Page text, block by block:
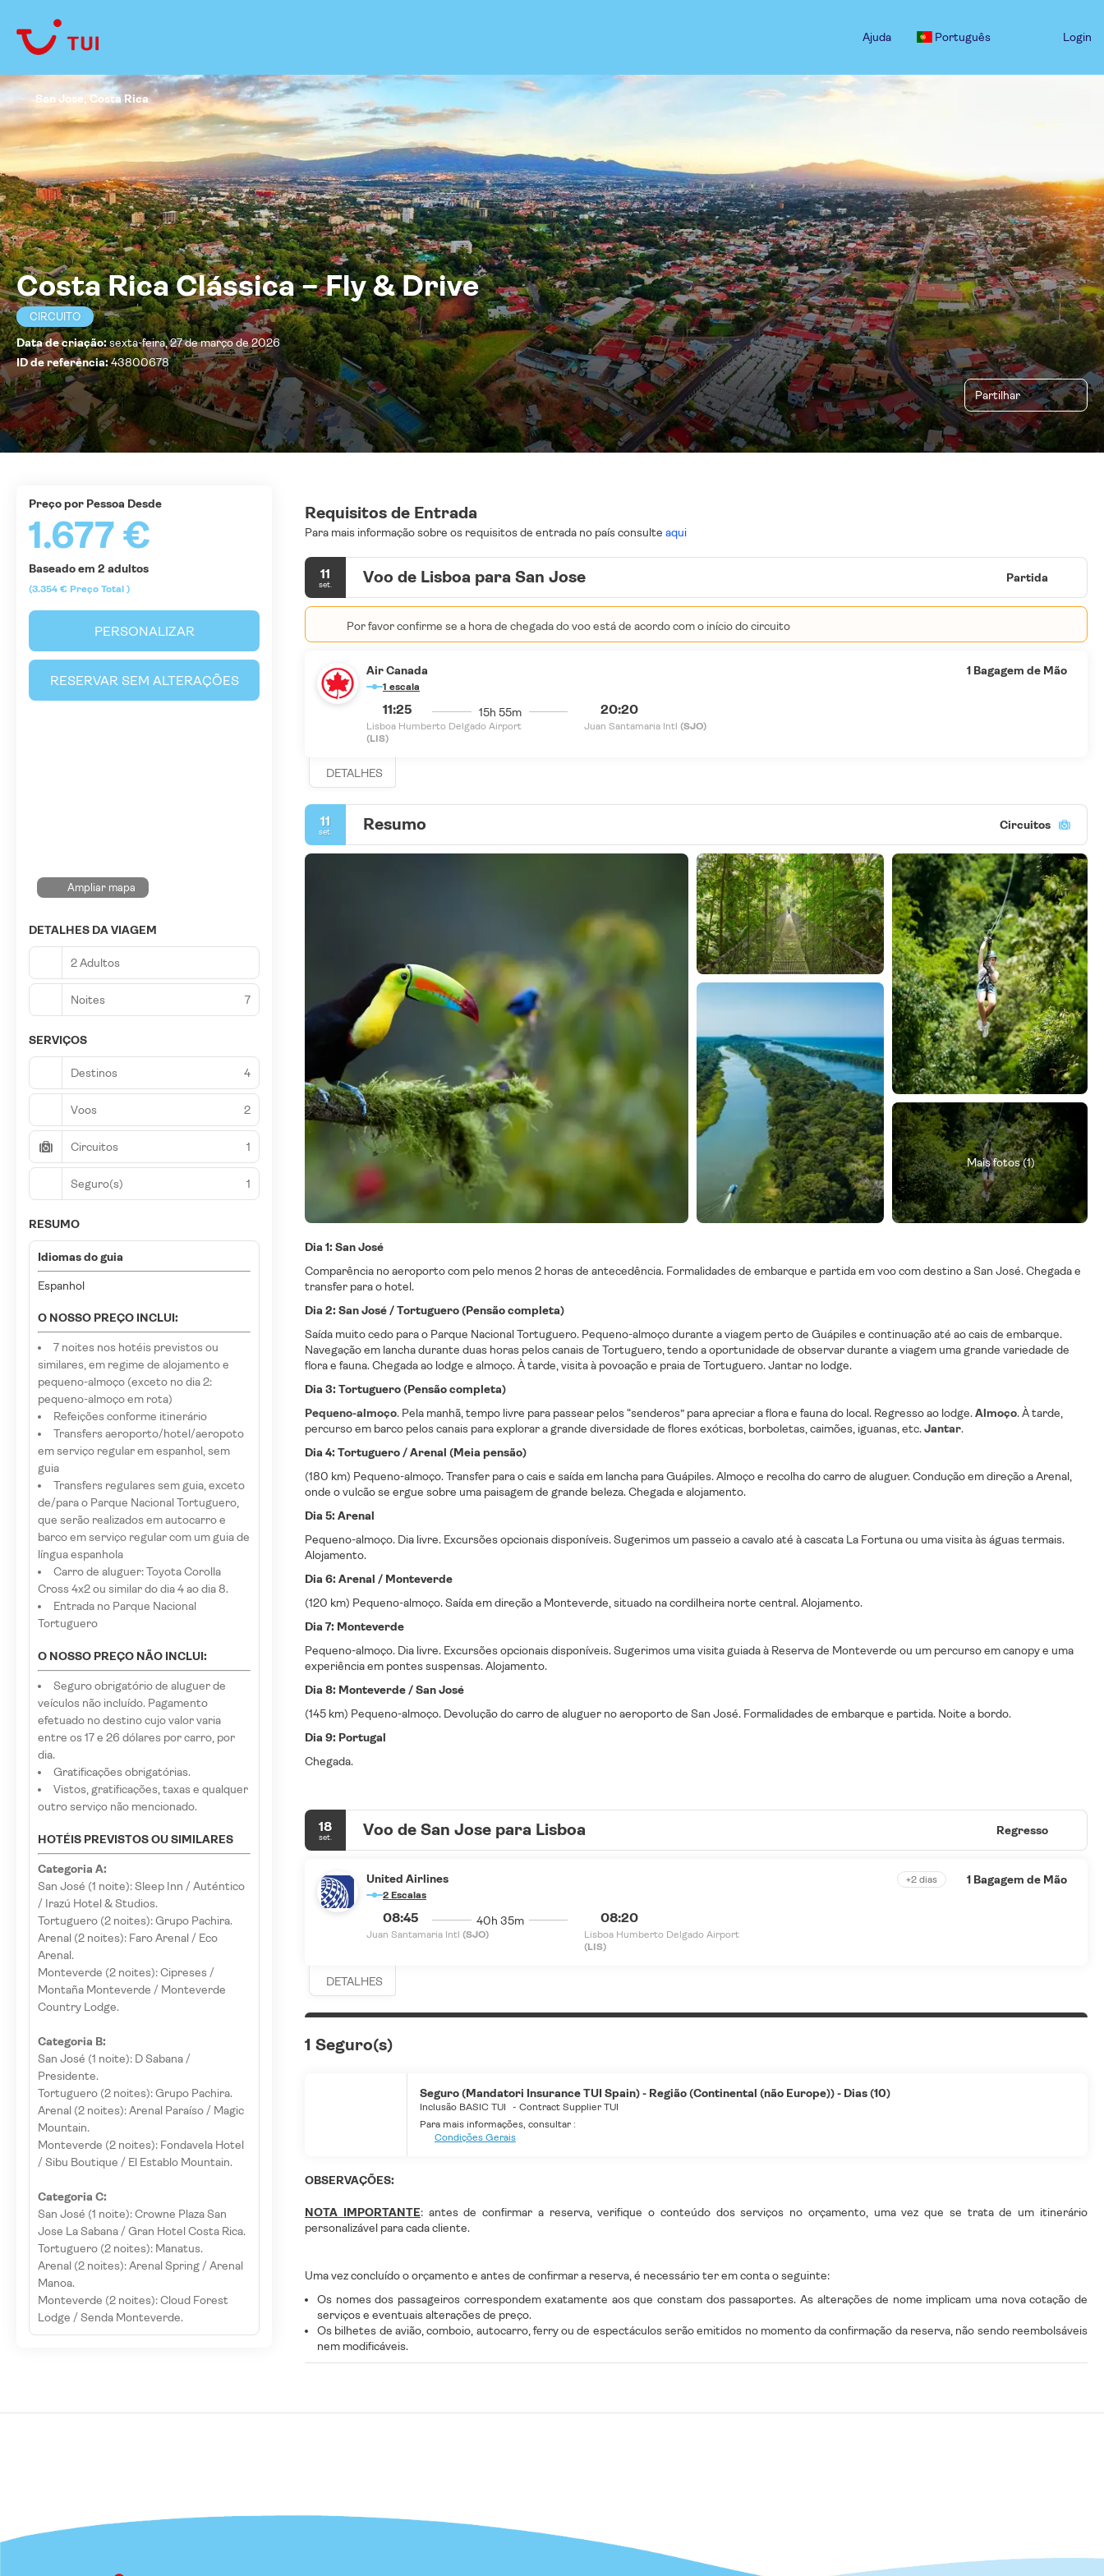
Ajuda Português Login
Costa Rica Clássica – Fly & Drive
CIRCUITO
Data de criação:sexta-feira, 27 de março de 2026
ID de referência:43800678
Partilhar
San Jose, Costa Rica
Requisitos de Entrada
Para mais informação sobre os requisitos de entrada no país consulte aqui
11
set. Voo de Lisboa para San Jose Partida
Por favor confirme se a hora de chegada do voo está de acordo com o início do circuito
Air Canada
1 escala
11:25
Lisboa Humberto Delgado Airport
(LIS)
15h 55m 20:20
Juan Santamaria Intl (SJO)
1 Bagagem de Mão
DETALHES
11
set. Resumo Circuitos
Mais fotos (1)
Dia 1: San José
Comparência no aeroporto com pelo menos 2 horas de antecedência. Formalidades de embarque e partida em voo com destino a San José. Chegada e
transfer para o hotel.
Dia 2: San José / Tortuguero (Pensão completa)
Saída muito cedo para o Parque Nacional Tortuguero. Pequeno-almoço durante a viagem perto de Guápiles e continuação até ao cais de embarque.
Navegação em lancha durante duas horas pelos canais de Tortuguero, tendo a oportunidade de observar durante a viagem uma grande variedade de
flora e fauna. Chegada ao lodge e almoço. À tarde, visita à povoação e praia de Tortuguero. Jantar no lodge.
Dia 3: Tortuguero (Pensão completa)
Pequeno-almoço. Pela manhã, tempo livre para passear pelos “senderos” para apreciar a flora e fauna do local. Regresso ao lodge.Almoço. À tarde,
percurso em barco pelos canais para explorar a grande diversidade de flores exóticas, borboletas, caimões, iguanas, etc.Jantar.
Dia 4: Tortuguero / Arenal (Meia pensão)
(180 km) Pequeno-almoço. Transfer para o cais e saída em lancha para Guápiles.Almoço e recolha do carro de aluguer. Condução em direção a Arenal,
onde o vulcão se ergue sobre uma paisagem de grande beleza. Chegada e alojamento.
Dia 5: Arenal
Pequeno-almoço. Dia livre. Excursões opcionais disponíveis. Sugerimos um passeio a cavalo até à cascata La Fortuna ou uma visita às águas termais.
Alojamento.
Dia 6: Arenal / Monteverde
(120 km) Pequeno-almoço. Saída em direção a Monteverde, situado na cordilheira norte central. Alojamento.
Dia 7: Monteverde
Pequeno-almoço. Dia livre. Excursões opcionais disponíveis. Sugerimos uma visita guiada à Reserva de Monteverde ou um percurso em canopy e uma
experiência em pontes suspensas. Alojamento.
Dia 8: Monteverde / San José
(145 km) Pequeno-almoço. Devolução do carro de aluguer no aeroporto de San José. Formalidades de embarque e partida. Noite a bordo.
Dia 9: Portugal
Chegada.
18
set. Voo de San Jose para Lisboa Regresso
United Airlines
2 Escalas
08:45
Juan Santamaria Intl (SJO)
40h 35m 08:20
Lisboa Humberto Delgado Airport
(LIS)
+2 dias 1 Bagagem de Mão
DETALHES
1 Seguro(s)
Seguro (Mandatori Insurance TUI Spain) - Região (Continental (não Europe)) - Dias (10)
Inclusão BASIC TUI - Contract Supplier TUI
Para mais informações, consultar :
Condições Gerais
OBSERVAÇÕES:
NOTA IMPORTANTE: antes de confirmar a reserva, verifique o conteúdo dos serviços no orçamento, uma vez que se trata de um itinerário
personalizável para cada cliente.
Uma vez concluído o orçamento e antes de confirmar a reserva, é necessário ter em conta o seguinte:
Os nomes dos passageiros correspondem exatamente aos que constam dos passaportes. As alterações de nome implicam uma nova cotação de
serviços e eventuais alterações de preço.
Os bilhetes de avião, comboio, autocarro, ferry ou de espectáculos serão emitidos no momento da confirmação da reserva, não sendo reembolsáveis
nem modificáveis.
Preço por Pessoa Desde
1.677 €
Baseado em 2 adultos
(3.354 € Preço Total )
PERSONALIZAR
RESERVAR SEM ALTERAÇÕES
Ampliar mapa
DETALHES DA VIAGEM
2 Adultos
Noites 7
SERVIÇOS
Destinos 4
Voos 2
Circuitos 1
Seguro(s) 1
RESUMO
Idiomas do guia
Espanhol
O NOSSO PREÇO INCLUI:
7 noites nos hotéis previstos ou
similares, em regime de alojamento e
pequeno-almoço (exceto no dia 2:
pequeno-almoço em rota)
Refeições conforme itinerário
Transfers aeroporto/hotel/aeropoto
em serviço regular em espanhol, sem
guia
Transfers regulares sem guia, exceto
de/para o Parque Nacional Tortuguero,
que serão realizados em autocarro e
barco em serviço regular com um guia de
língua espanhola
Carro de aluguer: Toyota Corolla
Cross 4x2 ou similar do dia 4 ao dia 8.
Entrada no Parque Nacional
Tortuguero
O NOSSO PREÇO NÃO INCLUI:
Seguro obrigatório de aluguer de
veículos não incluído. Pagamento
efetuado no destino cujo valor varia
entre os 17 e 26 dólares por carro, por
dia.
Gratificações obrigatórias.
Vistos, gratificações, taxas e qualquer
outro serviço não mencionado.
HOTÉIS PREVISTOS OU SIMILARES
Categoria A:
San José (1 noite): Sleep Inn / Auténtico
/ Irazú Hotel & Studios.
Tortuguero (2 noites): Grupo Pachira.
Arenal (2 noites): Faro Arenal / Eco
Arenal.
Monteverde (2 noites): Cipreses /
Montaña Monteverde / Monteverde
Country Lodge.
Categoria B:
San José (1 noite): D Sabana /
Presidente.
Tortuguero (2 noites): Grupo Pachira.
Arenal (2 noites): Arenal Paraíso / Magic
Mountain.
Monteverde (2 noites): Fondavela Hotel
/ Sibu Boutique / El Establo Mountain.
Categoria C:
San José (1 noite): Crowne Plaza San
Jose La Sabana / Gran Hotel Costa Rica.
Tortuguero (2 noites): Manatus.
Arenal (2 noites): Arenal Spring / Arenal
Manoa.
Monteverde (2 noites): Cloud Forest
Lodge / Senda Monteverde.